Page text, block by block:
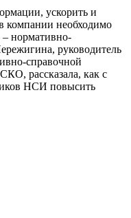
ускорить и
компании необходимо
нормативно-
руководитель
справочной
рассказала, как с
НСИ повысить